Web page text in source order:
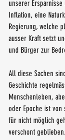
unserer Ersparnisse
Inflation, eine
Regierung, welche
ausser Kraft setzt
und Bürger zur
All diese Sachen
Geschichte
Menschenleben,
oder Epoche ist
für nicht möglich
verschont